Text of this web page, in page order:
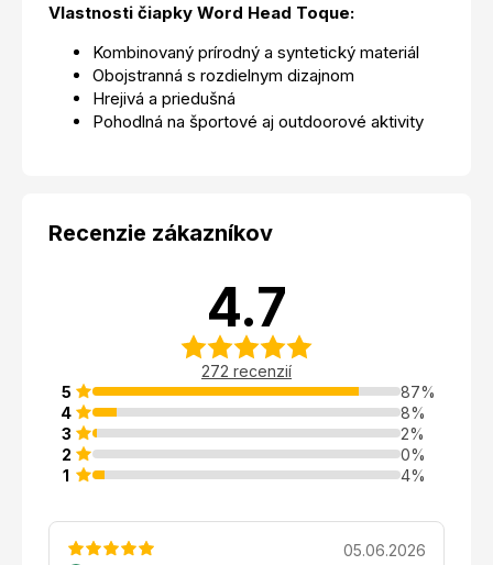
Vlastnosti čiapky Word Head Toque:
Kombinovaný prírodný a syntetický materiál
Obojstranná s rozdielnym dizajnom
Hrejivá a priedušná
Pohodlná na športové aj outdoorové aktivity
Recenzie zákazníkov
4.7
272 recenzií
5
87%
4
8%
3
2%
2
0%
1
4%
05.06.2026